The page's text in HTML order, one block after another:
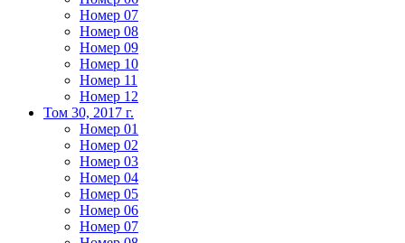
Номер 07
Номер 08
Номер 09
Номер 10
Номер 11
Номер 12
Том 30, 2017 г.
Номер 01
Номер 02
Номер 03
Номер 04
Номер 05
Номер 06
Номер 07